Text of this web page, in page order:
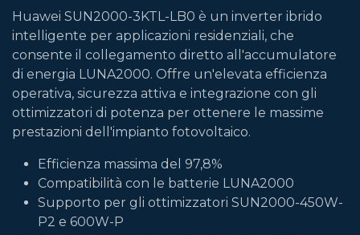
Huawei SUN2000-3KTL-LB0 è un inverter ibrido
intelligente per applicazioni residenziali, che
consente il collegamento diretto all'accumulatore
di energia LUNA2000. Offre un'elevata efficienza
operativa, sicurezza attiva e integrazione con gli
ottimizzatori di potenza per ottenere le massime
prestazioni dell'impianto fotovoltaico.
Efficienza massima del 97,8%
Compatibilità con le batterie LUNA2000
Supporto per gli ottimizzatori SUN2000-450W-
P2 e 600W-P